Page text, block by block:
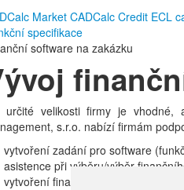
Market CADCalc Credit ECL
specifikace
software na zakázku
určité velikosti firmy je vhodné,
s.r.o. nabízí firmám
vytvoření zadání pro software
asistence při výběru/výběr
vytvoření finančního softwaru na